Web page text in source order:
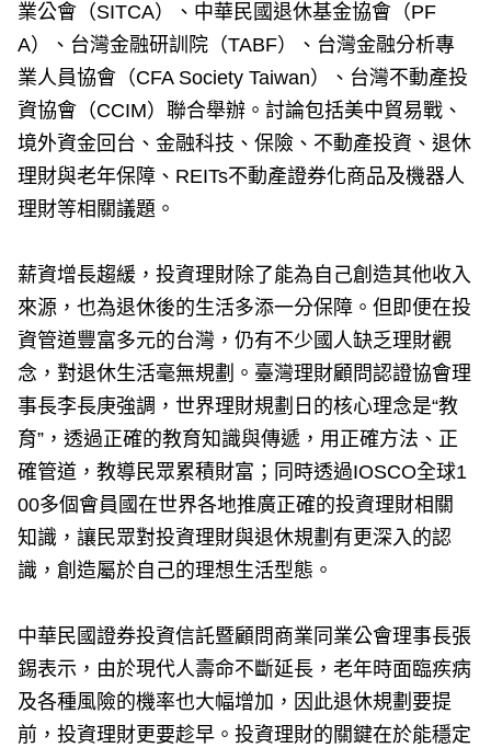
業公會（SITCA）、中華民國退休基金協會（PF
A）、台灣金融研訓院（TABF）、台灣金融分析專
業人員協會（CFA Society Taiwan）、台灣不動產投
資協會（CCIM）聯合舉辦。討論包括美中貿易戰、
境外資金回台、金融科技、保險、不動產投資、退休
理財與老年保障、REITs不動產證券化商品及機器人
理財等相關議題。
薪資增長趨緩，投資理財除了能為自己創造其他收入
來源，也為退休後的生活多添一分保障。但即便在投
資管道豐富多元的台灣，仍有不少國人缺乏理財觀
念，對退休生活毫無規劃。臺灣理財顧問認證協會理
事長李長庚強調，世界理財規劃日的核心理念是“教
育”，透過正確的教育知識與傳遞，用正確方法、正
確管道，教導民眾累積財富；同時透過IOSCO全球1
00多個會員國在世界各地推廣正確的投資理財相關
知識，讓民眾對投資理財與退休規劃有更深入的認
識，創造屬於自己的理想生活型態。
中華民國證券投資信託暨顧問商業同業公會理事長張
錫表示，由於現代人壽命不斷延長，老年時面臨疾病
及各種風險的機率也大幅增加，因此退休規劃要提
前，投資理財更要趁早。投資理財的關鍵在於能穩定